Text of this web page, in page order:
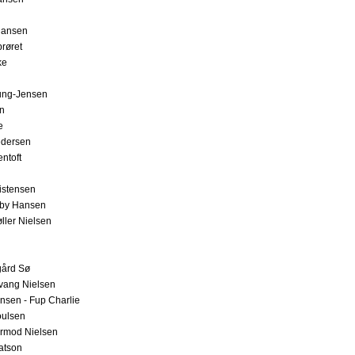
Jensen
Hansen
Nielsen
Sø
Nielsen
- Fup Charlie
Nielsen